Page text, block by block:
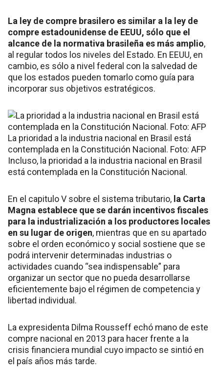
La ley de compre brasilero es similar a la ley de
compre estadounidense de EEUU, sólo que el
alcance de la normativa brasileña es más amplio,
al regular todos los niveles del Estado. En EEUU, en
cambio, es sólo a nivel federal con la salvedad de
que los estados pueden tomarlo como guía para
incorporar sus objetivos estratégicos.
La prioridad a la industria nacional en Brasil está
contemplada en la Constitución Nacional. Foto: AFP
Incluso, la prioridad a la industria nacional en Brasil
está contemplada en la Constitución Nacional.
En el capitulo V sobre el sistema tributario, la Carta
Magna establece que se darán incentivos fiscales
para la industrialización a los productores locales
en su lugar de origen, mientras que en su apartado
sobre el orden económico y social sostiene que se
podrá intervenir determinadas industrias o
actividades cuando “sea indispensable” para
organizar un sector que no pueda desarrollarse
eficientemente bajo el régimen de competencia y
libertad individual.
La expresidenta Dilma Rousseff echó mano de este
compre nacional en 2013 para hacer frente a la
crisis financiera mundial cuyo impacto se sintió en
el país años más tarde.